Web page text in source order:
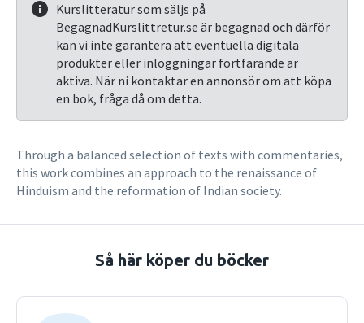
Kurslitteratur som säljs på
BegagnadKurslittretur.se är begagnad och därför
kan vi inte garantera att eventuella digitala
produkter eller inloggningar fortfarande är
aktiva. När ni kontaktar en annonsör om att köpa
en bok, fråga då om detta.
Through a balanced selection of texts with commentaries,
this work combines an approach to the renaissance of
Hinduism and the reformation of Indian society.
Så här köper du böcker